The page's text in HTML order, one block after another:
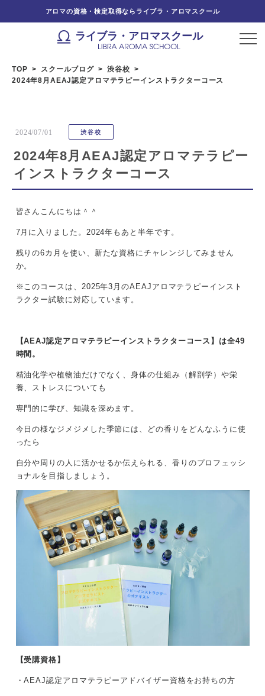
アロマの資格・検定取得ならライブラ・アロマスクール
ライブラ・アロマスクール
TOP スクールブログ
渋谷校
2024年8月AEAJ認定アロマテラピーインストラクターコース
2024/07/01 渋谷校
2024年8月AEAJ認定アロマテラピー
インストラクターコース
皆さんこんにちは＾＾
7月に入りました。2024年もあと半年です。
残りの6カ月を使い、新たな資格にチャレンジしてみません
か。
※このコースは、2025年3月のAEAJアロマテラピーインスト
ラクター試験に対応しています。
【AEAJ認定アロマテラピーインストラクターコース】は全49
時間。
精油化学や植物油だけでなく、身体の仕組み（解剖学）や栄
養、ストレスについても
専門的に学び、知識を深めます。
今日の様なジメジメした季節には、どの香りをどんなふうに使
ったら
自分や周りの人に活かせるか伝えられる、香りのプロフェッシ
ョナルを目指しましょう。
【受講資格】
・AEAJ認定アロマテラピーアドバイザー資格をお持ちの方